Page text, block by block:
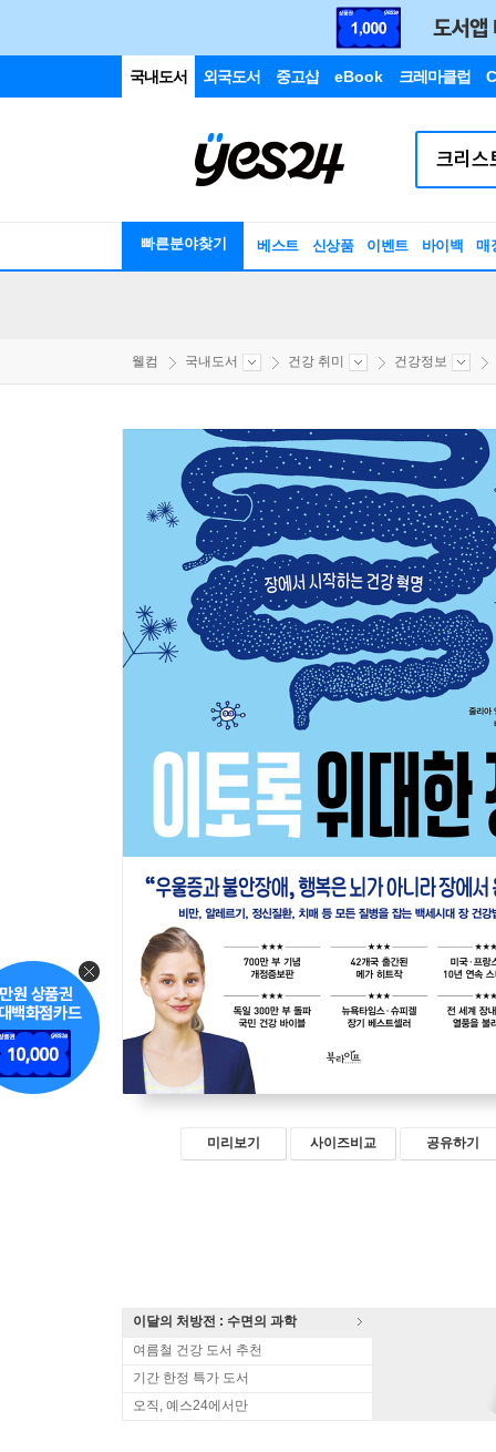
국내도서 외국도서 중고샵 eBook 크레마클럽
빠른분야찾기 베스트 신상품 이벤트 바이백 매
웰컴 국내도서 건강 취미 건강정보
미리보기 사이즈비교 공유하기
이달의 처방전 : 수면의 과학
여름철 건강 도서 추천
기간 한정 특가 도서
오직, 예스24에서만